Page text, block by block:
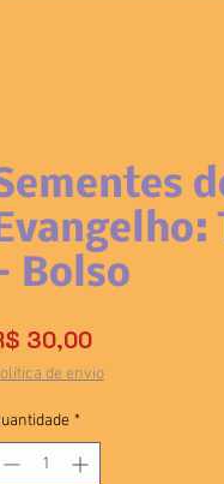
Bolso
30,00Preço
de envio
*